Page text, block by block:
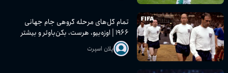
تمام گل‌های مرحله گروهی جام جهانی
۱۹۶۶ | اوزه‌بیو، هرست، بکن‌باوئر و بیشتر
پلان اسپرت